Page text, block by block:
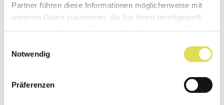
Partner führen diese Informationen möglicherweise mit
weiteren Daten zusammen, die Sie ihnen bereitgestellt
Notwendig
Präferenzen